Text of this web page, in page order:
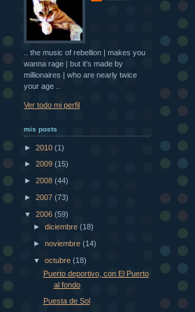
.. the music of rebellion | makes you
wanna rage | but it's made by
millionaires | who are nearly twice
your age ..
Ver todo mi perfil
mis posts
► 2010 (1)
► 2009 (15)
► 2008 (44)
► 2007 (73)
▼ 2006 (59)
►diciembre(18)
►noviembre(14)
▼octubre(18)
Puerto deportivo, con El Puerto
al fondo
Puesta de Sol